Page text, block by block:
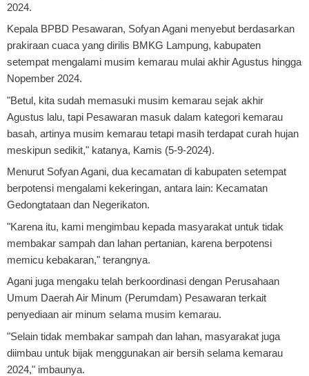
2024.
Kepala BPBD Pesawaran, Sofyan Agani menyebut berdasarkan
prakiraan cuaca yang dirilis BMKG Lampung, kabupaten
setempat mengalami musim kemarau mulai akhir Agustus hingga
Nopember 2024.
"Betul, kita sudah memasuki musim kemarau sejak akhir
Agustus lalu, tapi Pesawaran masuk dalam kategori kemarau
basah, artinya musim kemarau tetapi masih terdapat curah hujan
meskipun sedikit," katanya, Kamis (5-9-2024).
Menurut Sofyan Agani, dua kecamatan di kabupaten setempat
berpotensi mengalami kekeringan, antara lain: Kecamatan
Gedongtataan dan Negerikaton.
"Karena itu, kami mengimbau kepada masyarakat untuk tidak
membakar sampah dan lahan pertanian, karena berpotensi
memicu kebakaran," terangnya.
Agani juga mengaku telah berkoordinasi dengan Perusahaan
Umum Daerah Air Minum (Perumdam) Pesawaran terkait
penyediaan air minum selama musim kemarau.
"Selain tidak membakar sampah dan lahan, masyarakat juga
diimbau untuk bijak menggunakan air bersih selama kemarau
2024," imbaunya.